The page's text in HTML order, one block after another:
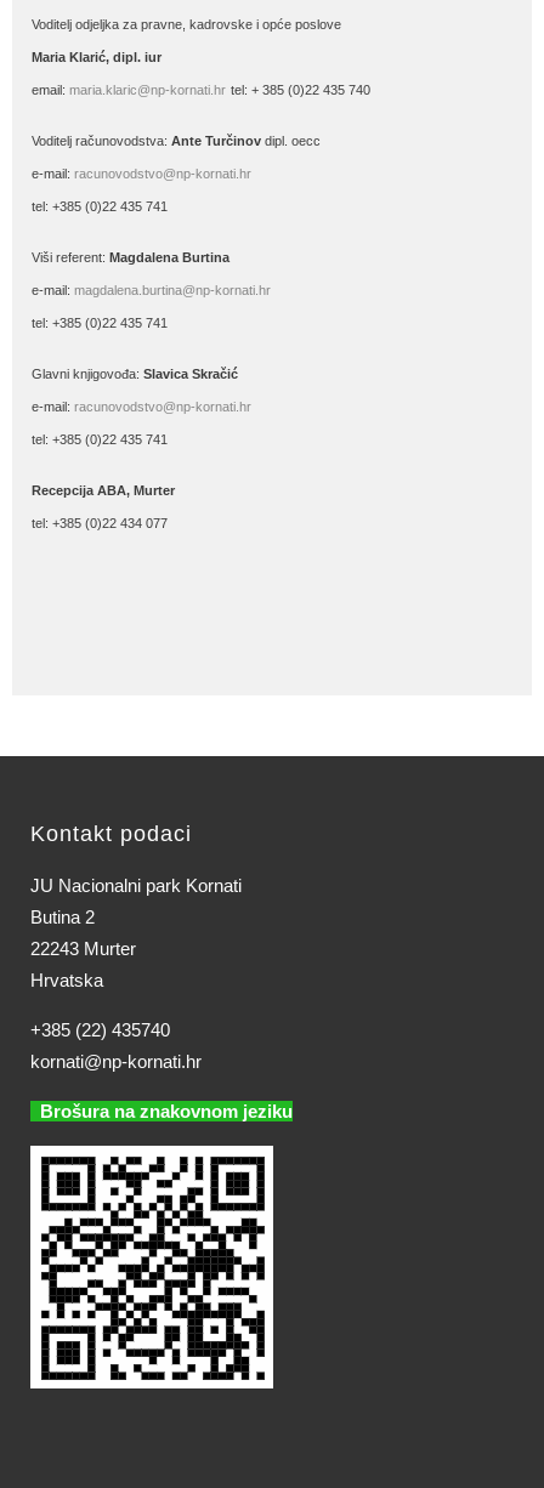
Voditelj odjeljka za pravne, kadrovske i opće poslove
Maria Klarić, dipl. iur
email: maria.klaric@np-kornati.hr tel: + 385 (0)22 435 740
Voditelj računovodstva: Ante Turčinov dipl. oecc
e-mail: racunovodstvo@np-kornati.hr
tel: +385 (0)22 435 741
Viši referent: Magdalena Burtina
e-mail: magdalena.burtina@np-kornati.hr
tel: +385 (0)22 435 741
Glavni knjigovođa: Slavica Skračić
e-mail: racunovodstvo@np-kornati.hr
tel: +385 (0)22 435 741
Recepcija ABA, Murter
tel: +385 (0)22 434 077
Kontakt podaci
JU Nacionalni park Kornati
Butina 2
22243 Murter
Hrvatska
+385 (22) 435740
kornati@np-kornati.hr
Brošura na znakovnom jeziku